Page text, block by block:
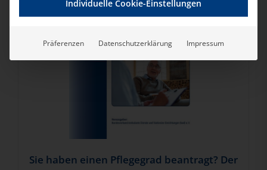
Sie haben einen Pflegegrad beantragt? Der
Individuelle Cookie-Einstellungen
Präferenzen Datenschutzerklärung Impressum